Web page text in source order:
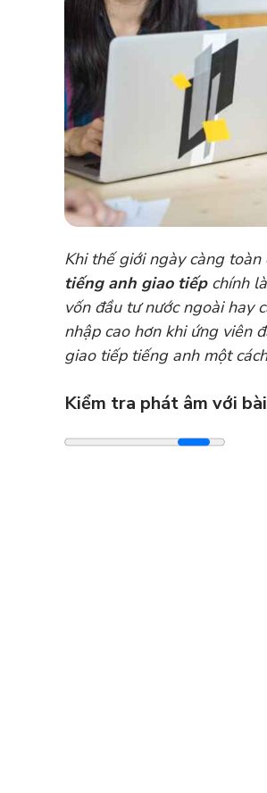
Khi thế giới ngày càng
tiếng anh giao tiếpchính
vốn đầu tư nước ngoài hay
nhập cao hơn khi ứng viên
giao tiếp tiếng anh một
Kiểm tra phát âm với